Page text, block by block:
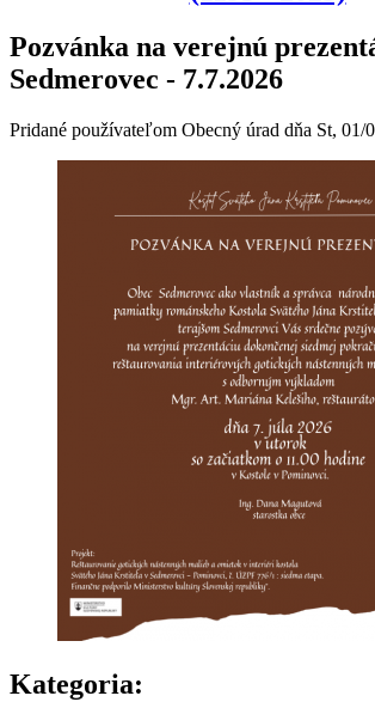
Pozvánka na verejnú
Sedmerovec - 7.7.2026
Pridané používateľom Obecný úrad dňa St, 01/
Kategoria: